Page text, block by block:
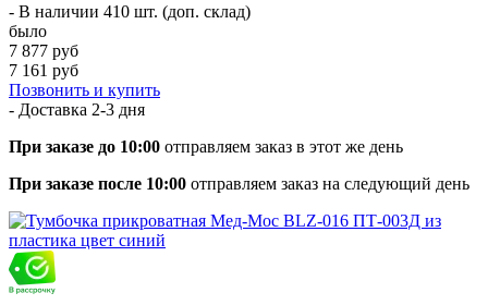
- В наличии 410 шт. (доп. склад)
было
7 877 руб
7 161 руб
Позвонить и купить
- Доставка 2-3 дня
При заказе до 10:00 отправляем заказ в этот же день
При заказе после 10:00 отправляем заказ на следующий день